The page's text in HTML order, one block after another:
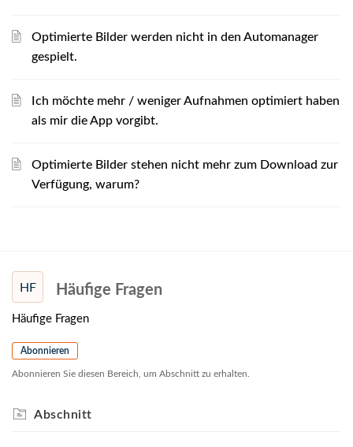
Optimierte Bilder werden nicht in den Automanager
gespielt.
Ich möchte mehr / weniger Aufnahmen optimiert haben
als mir die App vorgibt.
Optimierte Bilder stehen nicht mehr zum Download zur
Verfügung, warum?
HF Häufige Fragen
Häufige Fragen
Abonnieren
Abonnieren Sie diesen Bereich, um Abschnitt zu erhalten.
Abschnitt